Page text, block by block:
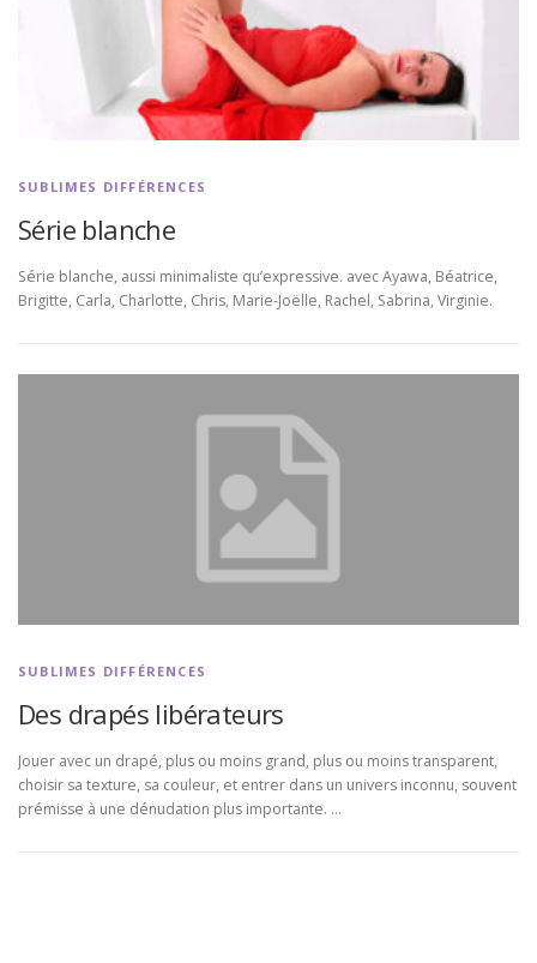
SUBLIMES DIFFÉRENCES
Série blanche
Série blanche, aussi minimaliste qu’expressive. avec Ayawa, Béatrice,
Brigitte, Carla, Charlotte, Chris, Marie-Joëlle, Rachel, Sabrina, Virginie.
SUBLIMES DIFFÉRENCES
Des drapés libérateurs
Jouer avec un drapé, plus ou moins grand, plus ou moins transparent,
choisir sa texture, sa couleur, et entrer dans un univers inconnu, souvent
prémisse à une dénudation plus importante. …